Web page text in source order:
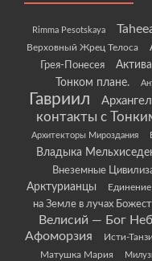
Rimma Pesotskaya
Верховный Жрец Телоса
Грея-Понесея
Тонком плане.
Гавриил
контакты с
Архитекторы Мироздания
Владыка
Внеземные
Арктурианцы
на Земле в лучах
Велисий — Бог
Афоморзия
Исти-
Матушка Мария